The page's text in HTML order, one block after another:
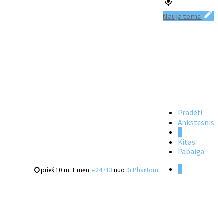
Nauja tema
Pradėti
Ankstesnis
Kitas
Pabaiga
prieš 10 m. 1 mėn. #24713 nuo Dr.Phantom